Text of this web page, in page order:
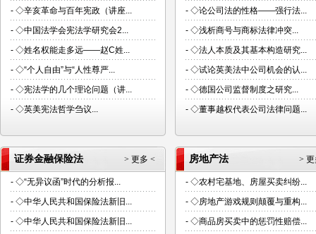
- ◇辛亥革命与百年宪政（讲座...
- ◇中国法学会宪法学研究会2...
- ◇姓名权能走多远——赵C姓...
- ◇“个人自由”与“人性尊严...
- ◇宪法学的几个理论问题（讲...
- ◇英美宪法哲学刍议...
- ◇论公司法的性格——强行法...
- ◇浅析商号与商标法律冲突...
- ◇法人本质及其基本构造研究...
- ◇试论英美法中公司机会的认...
- ◇德国公司监督制度之研究...
- ◇董事越权代表公司法律问题...
> 更多 <
证券金融保险法
- ◇“无异议函”时代的分析报...
- ◇中华人民共和国保险法新旧...
- ◇中华人民共和国保险法新旧...
>
房地产法
- ◇农村宅基地、房屋买卖纠纷...
- ◇房地产游戏规则颠覆与重构...
- ◇商品房买卖中的惩罚性赔偿...